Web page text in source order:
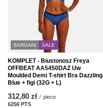
BARGAIN SALE
KOMPLET - Biustonosz Freya
OFFBEAT AA5450DAZ Uw
Moulded Demi T-shirt Bra Dazzling
Blue + figi (32G + L)
312,80 zł / piece
6256 PTS